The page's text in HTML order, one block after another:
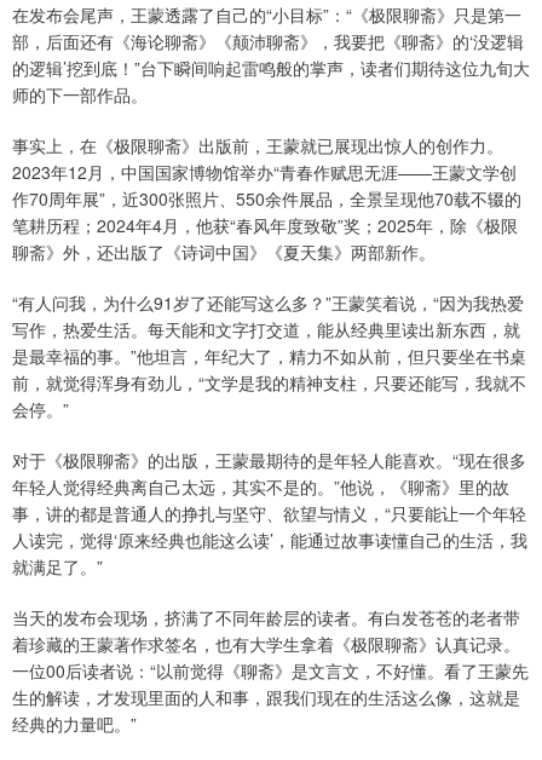
在发布会尾声，王蒙透露了自己的“小目标”：“《极限聊斋》只是第一
部，后面还有《海论聊斋》《颠沛聊斋》，我要把《聊斋》的‘没逻辑
的逻辑’挖到底！”台下瞬间响起雷鸣般的掌声，读者们期待这位九旬大
师的下一部作品。
事实上，在《极限聊斋》出版前，王蒙就已展现出惊人的创作力。
2023年12月，中国国家博物馆举办“青春作赋思无涯——王蒙文学创
作70周年展”，近300张照片、550余件展品，全景呈现他70载不辍的
笔耕历程；2024年4月，他获“春风年度致敬”奖；2025年，除《极限
聊斋》外，还出版了《诗词中国》《夏天集》两部新作。
“有人问我，为什么91岁了还能写这么多？”王蒙笑着说，“因为我热爱
写作，热爱生活。每天能和文字打交道，能从经典里读出新东西，就
是最幸福的事。”他坦言，年纪大了，精力不如从前，但只要坐在书桌
前，就觉得浑身有劲儿，“文学是我的精神支柱，只要还能写，我就不
会停。”
对于《极限聊斋》的出版，王蒙最期待的是年轻人能喜欢。“现在很多
年轻人觉得经典离自己太远，其实不是的。”他说，《聊斋》里的故
事，讲的都是普通人的挣扎与坚守、欲望与情义，“只要能让一个年轻
人读完，觉得‘原来经典也能这么读’，能通过故事读懂自己的生活，我
就满足了。”
当天的发布会现场，挤满了不同年龄层的读者。有白发苍苍的老者带
着珍藏的王蒙著作求签名，也有大学生拿着《极限聊斋》认真记录。
一位00后读者说：“以前觉得《聊斋》是文言文，不好懂。看了王蒙先
生的解读，才发现里面的人和事，跟我们现在的生活这么像，这就是
经典的力量吧。”